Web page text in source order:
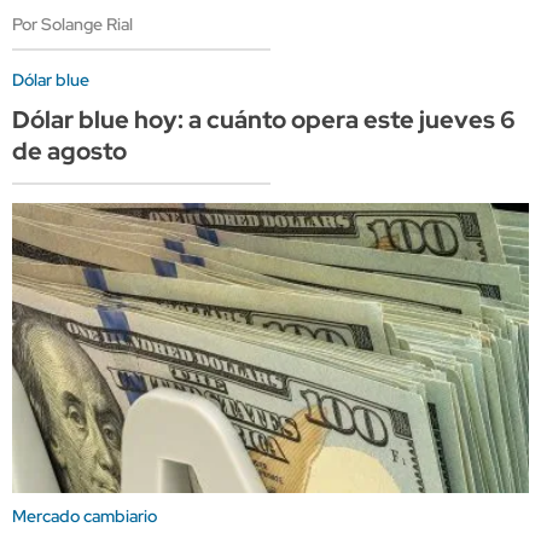
Por Solange Rial
Dólar blue
Dólar blue hoy: a cuánto opera este jueves 6
de agosto
Mercado cambiario